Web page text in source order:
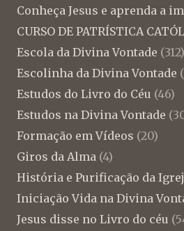
Conheça Jesus e aprenda a
CURSO DE PATRÍSTICA
Escola da Divina Vontade (312)
Escolinha da Divina Vontade
Estudos do Livro do Céu (46)
Estudos na Divina Vontade
Formação em Vídeos (20)
Giros da Alma (4)
História e Purificação da
Iniciação Vida na Divina
Jesus disse no Livro do céu